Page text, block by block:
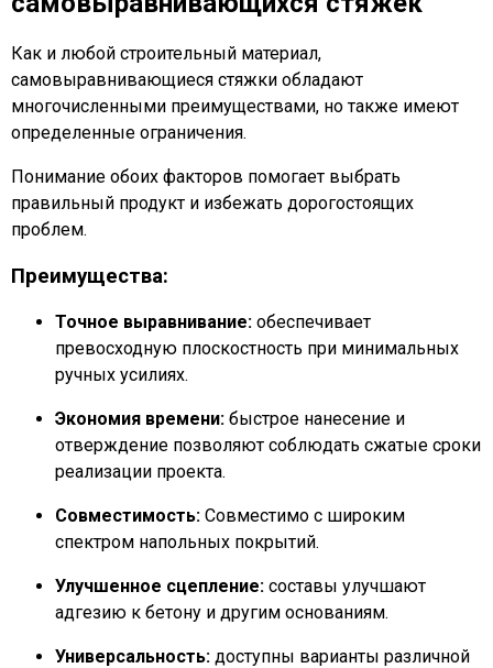
Как и любой строительный материал,
самовыравнивающиеся стяжки обладают
многочисленными преимуществами, но также имеют
определенные ограничения.
Понимание обоих факторов помогает выбрать
правильный продукт и избежать дорогостоящих
проблем.
Преимущества:
Точное выравнивание: обеспечивает
превосходную плоскостность при минимальных
ручных усилиях.
Экономия времени: быстрое нанесение и
отверждение позволяют соблюдать сжатые сроки
реализации проекта.
Совместимость: Совместимо с широким
спектром напольных покрытий.
Улучшенное сцепление: составы улучшают
адгезию к бетону и другим основаниям.
Универсальность: доступны варианты различной